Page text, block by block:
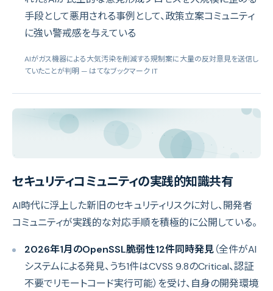
手段として悪用される事例として、政策立案コミュニティ
に強い警戒感を与えている
AIがガス機器による大気汚染を削減する規制案に大量の反対意見を送信し
ていたことが判明 — はてなブックマーク IT
セキュリティコミュニティの実践的知識共有
AI時代に浮上した新旧のセキュリティリスクに対し、開発者
コミュニティが実践的な対応手順を積極的に公開している。
2026年1月のOpenSSL脆弱性12件同時発見（全件がAI
システムによる発見、うち1件はCVSS 9.8のCritical、認証
不要でリモートコード実行可能）を受け、自身の開発環境